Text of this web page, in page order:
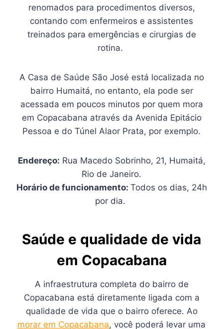
renomados para procedimentos diversos,
contando com enfermeiros e assistentes
treinados para emergências e cirurgias de
rotina.
A Casa de Saúde São José está localizada no
bairro Humaitá, no entanto, ela pode ser
acessada em poucos minutos por quem mora
em Copacabana através da Avenida Epitácio
Pessoa e do Túnel Alaor Prata, por exemplo.
Endereço: Rua Macedo Sobrinho, 21, Humaitá,
Rio de Janeiro.
Horário de funcionamento: Todos os dias, 24h
por dia.
Saúde e qualidade de vida
em Copacabana
A infraestrutura completa do bairro de
Copacabana está diretamente ligada com a
qualidade de vida que o bairro oferece. Ao
morar em Copacabana, você poderá levar uma